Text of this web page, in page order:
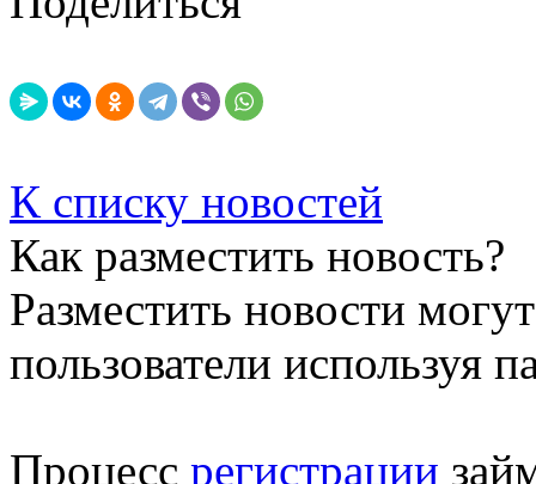
К списку новостей
Как разместить новость?
Разместить новости
пользователи используя
Процесс регистрации